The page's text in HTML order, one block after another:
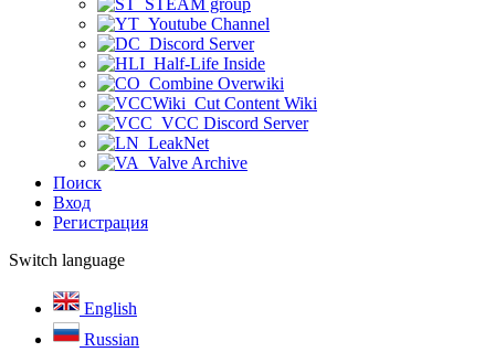
STEAM group
Youtube Channel
Discord Server
Half-Life Inside
Combine Overwiki
Cut Content Wiki
VCC Discord Server
LeakNet
Valve Archive
Поиск
Вход
Регистрация
Switch language
English
Russian